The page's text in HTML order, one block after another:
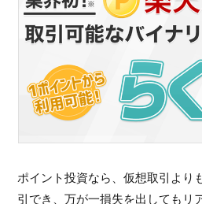
ポイント投資なら、仮想取引より
引でき、万が一損失を出してもリ